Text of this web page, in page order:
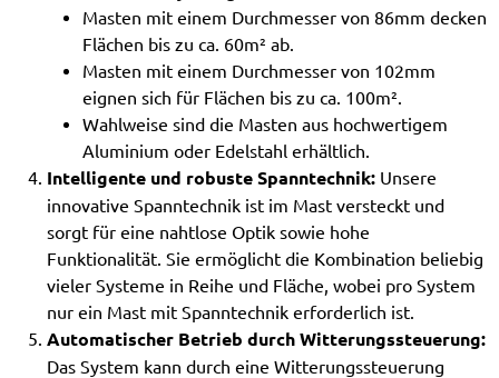
Masten mit einem Durchmesser von 86mm decken
Flächen bis zu ca. 60m² ab.
Masten mit einem Durchmesser von 102mm
eignen sich für Flächen bis zu ca. 100m².
Wahlweise sind die Masten aus hochwertigem
Aluminium oder Edelstahl erhältlich.
Intelligente und robuste Spanntechnik: Unsere
innovative Spanntechnik ist im Mast versteckt und
sorgt für eine nahtlose Optik sowie hohe
Funktionalität. Sie ermöglicht die Kombination beliebig
vieler Systeme in Reihe und Fläche, wobei pro System
nur ein Mast mit Spanntechnik erforderlich ist.
Automatischer Betrieb durch Witterungssteuerung:
Das System kann durch eine Witterungssteuerung